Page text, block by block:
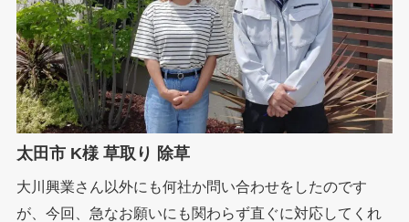
太田市 K様 草取り 除草
大川興業さん以外にも何社か問い合わせをしたのです
が、今回、急なお願いにも関わらず直ぐに対応してくれ